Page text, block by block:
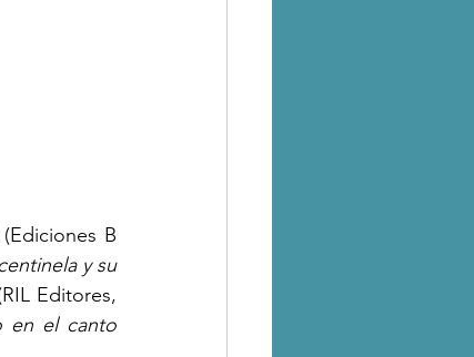
(Ediciones B
y su
Editores,
en el canto